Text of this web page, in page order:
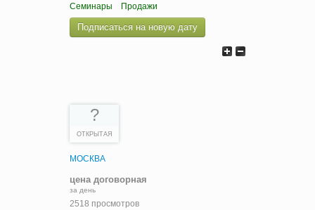
Семинары
Продажи
Подписаться на новую дату
?
ОТКРЫТАЯ
МОСКВА
цена договорная
за день
2518 просмотров